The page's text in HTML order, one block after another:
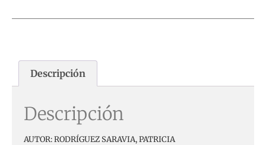
Descripción
Descripción
AUTOR: RODRÍGUEZ SARAVIA, PATRICIA